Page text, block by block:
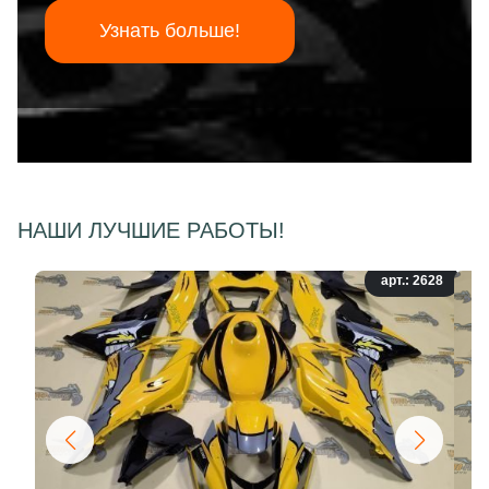
Узнать больше!
НАШИ ЛУЧШИЕ РАБОТЫ!
арт.: 2628